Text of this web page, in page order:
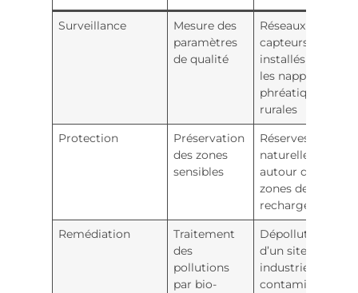
Surveillance
Mesure des
paramètres
de qualité
Réseaux de
capteurs
installés dans
les nappes
phréatiques
rurales
Protection
Préservation
des zones
sensibles
Réserves
naturelles
autour des
zones de
recharge
Remédiation
Traitement
des
pollutions
par bio-
Dépollution
d’un site
industriel
contaminé